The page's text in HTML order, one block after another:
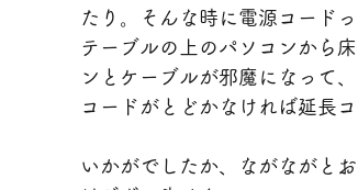
たり。そんな時に電源コード
テーブルの上のパソコンから
ンとケーブルが邪魔になって
コードがとどかなければ延長
いかがでしたか、ながながと